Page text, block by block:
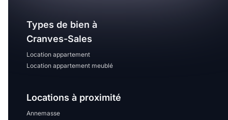
Types de bien à
Cranves-Sales
Location appartement
Location appartement meublé
Locations à proximité
Annemasse